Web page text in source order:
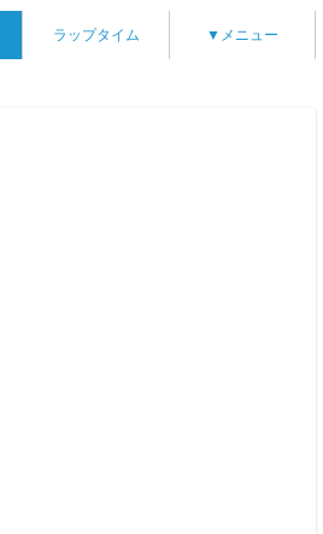
ラップタイム ▼メニュー